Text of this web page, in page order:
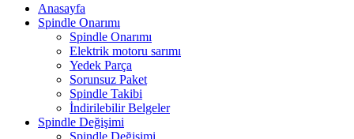
Anasayfa
Spindle Onarımı
Spindle Onarımı
Elektrik motoru sarımı
Yedek Parça
Sorunsuz Paket
Spindle Takibi
İndirilebilir Belgeler
Spindle Değişimi
Spindle Değişimi